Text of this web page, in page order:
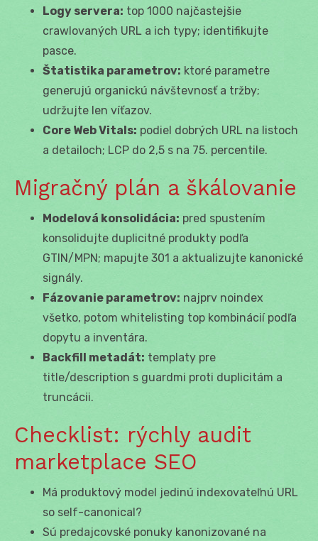
Logy servera: top 1000 najčastejšie
crawlovaných URL a ich typy; identifikujte
pasce.
Štatistika parametrov: ktoré parametre
generujú organickú návštevnosť a tržby;
udržujte len víťazov.
Core Web Vitals: podiel dobrých URL na listoch
a detailoch; LCP do 2,5 s na 75. percentile.
Migračný plán a škálovanie
Modelová konsolidácia: pred spustením
konsolidujte duplicitné produkty podľa
GTIN/MPN; mapujte 301 a aktualizujte kanonické
signály.
Fázovanie parametrov: najprv noindex
všetko, potom whitelisting top kombinácií podľa
dopytu a inventára.
Backfill metadát: templaty pre
title/description s guardmi proti duplicitám a
truncácii.
Checklist: rýchly audit
marketplace SEO
Má produktový model jedinú indexovateľnú URL
so self-canonical?
Sú predajcovské ponuky kanonizované na